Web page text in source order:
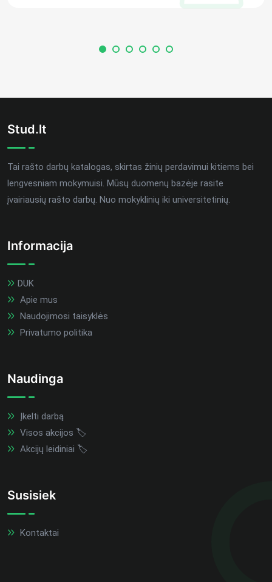
Stud.lt
Tai rašto darbų katalogas, skirtas žinių perdavimui kitiems bei
lengvesniam mokymuisi. Mūsų duomenų bazėje rasite
įvairiausių rašto darbų. Nuo mokyklinių iki universitetinių.
Informacija
DUK
Apie mus
Naudojimosi taisyklės
Privatumo politika
Naudinga
Įkelti darbą
Visos akcijos 🏷️
Akcijų leidiniai 🏷️
Susisiek
Kontaktai